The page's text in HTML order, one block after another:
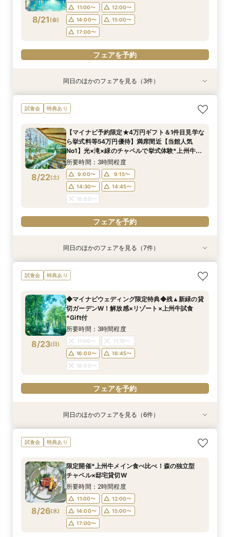
フェアを予約
フェアを予約
フェアを予約
8/21 (金)
11:00〜
12:00〜
14:00〜
15:00〜
17:00〜
フェアを予約
特典あり
8/21(金)
【少人数W】貸切邸宅でアットホームW×限定プ
ラン＆衣装優待付
11:00〜
12:00〜
15:00〜
フェアを予約
8/21(金)
限定1組★マタニティ限定特典＆”安心”見積相談
×森のチャペル
11:00〜
12:00〜
15:00〜
フェアを予約
8/21(金)
【オンライン相談会】遠方・見学前に自宅でOK#
見積&会場紹介
12:00〜
14:00〜
16:00〜
フェアを予約
同日のほかのフェアを見る（3件）
試食会 特典あり
8/22(土)
【マイナビ予約限定★4万円ギフト＆1件目見学な
ら挙式料等54万円優待】満席間近【当館人気
No1】光×滝×緑のチャペルで挙式体験*上州牛試
食
所要時間：3時間程度
9:00〜
9:15〜
14:30〜
14:45〜
18:00〜
フェアを予約
特典あり 動画あり
8/22(土)
【おもてなし◎料理ランクUP特典】New貸切邸
宅体験×上州牛試食
9:00〜
9:15〜
14:30〜
18:00〜
フェアを予約
特典あり
8/22(土)
＼県内随一の貸切ガーデン／光輝く水×緑のチャ
ペル＆憧れドレス特典×とろける上州牛コース試
所要時間：2時間30分程度
9:00〜
14:30〜
14:45〜
18:00〜
フェアを予約
特典あり
8/22(土)
【よくばりALL体験】自然溢れる挙式体験＆10大
特典＆上州牛コース試食
9:00〜
9:15〜
14:30〜
18:00〜
フェアを予約
特典あり
8/22(土)
限定1組★マタニティ限定特典＆”安心”見積相談
×森のチャペル
9:00〜
9:15〜
14:30〜
18:00〜
フェアを予約
8/22(土)
【遠方の方◎オンライン相談会】スマホで簡単！
豪華5大特典付き
9:00〜
9:15〜
14:30〜
18:00〜
フェアを予約
特典あり
8/22(土)
＼マイナビ予約限定♪／■【憧れ叶うドレス特典
付】白亜の邸宅×階段入場体験*上州牛試食
9:00〜
9:15〜
14:30〜
18:00〜
フェアを予約
特典あり
8/22(土)
初めて見学*お料理重視の方へ◆豪華試食×安心
お見積り相談会
9:00〜
9:15〜
14:30〜
18:00〜
フェアを予約
同日のほかのフェアを見る（7件）
試食会 特典あり
8/23(日)
◆マイナビウェディング限定特典◆残▲新緑の貸
切ガーデンW！解放感×リゾート×上州牛試食
*Gift付
所要時間：3時間程度
11:00〜
11:15〜
16:00〜
16:45〜
18:00〜
フェアを予約
特典あり
8/23(日)
【よくばりALL体験】自然溢れる挙式体験＆10大
特典＆上州牛コース試食
9:00〜
9:15〜
14:30〜
14:45〜
18:00〜
フェアを予約
8/23(日)
【遠方の方◎オンライン相談会】スマホで簡単！
豪華5大特典付き
9:00〜
9:15〜
14:30〜
14:45〜
18:00〜
フェアを予約
特典あり
8/23(日)
＼県内随一の貸切ガーデン／光輝く水×緑のチャ
ペル＆憧れドレス特典×とろける上州牛コース試
所要時間：2時間30分程度
10:00〜
10:15〜
16:00〜
フェアを予約
特典あり
8/23(日)
【おもてなし◎料理ランクUP特典】New貸切邸
宅体験×上州牛試食
9:30〜
9:45〜
10:00〜
10:15〜
16:00〜
フェアを予約
特典あり
8/23(日)
限定1組★マタニティ限定特典＆”安心”見積相談
×森のチャペル
9:30〜
9:45〜
10:00〜
10:15〜
16:00〜
フェアを予約
特典あり
8/23(日)
【少人数会食プラン】貸切邸宅で叶えるアット
ホームウェディング♪限定プラン＆衣装優待付き
9:30〜
9:45〜
10:00〜
10:15〜
16:00〜
フェアを予約
同日のほかのフェアを見る（6件）
試食会 特典あり
8/26(水)
限定開催*上州牛メイン食べ比べ！森の独立型
チャペル×邸宅貸切W
所要時間：2時間程度
11:00〜
12:00〜
14:00〜
15:00〜
17:00〜